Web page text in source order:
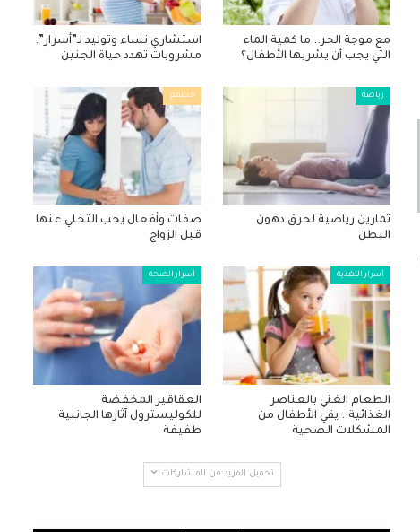
مع موجة الحر.. ما كمية الماء
التي يجب أن يشربها الأطفال؟
استشاري نساء وتوليد لـ”أسرار”:
مشروبات تهدد حياة الجنين
رياضة
تمارين رياضية لحرق دهون
البطن
مجتمع
صفات وأفعال يجب التخلي عنها
قبل الزواج
أسرار التغذية
الطعام الغني بالعناصر
الغذائية.. يقي الأطفال من
المشكلات الصحية
أسرار الصحة
العقاقير المخفضة
للكوليسترول آثارها الجانبية
طفيفة
تحميل المزيد من المشاركات